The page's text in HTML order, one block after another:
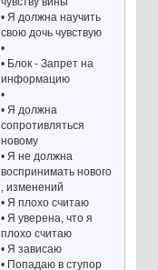
• Я должна научить
свою дочь чувствую
•
• Блок - Запрет на
информацию
•
• Я должна
сопротивляться
новому
• Я не должна
воспринимать нового
, изменений
• Я плохо считаю
• Я уверена, что я
плохо считаю
• Я зависаю
• Попадаю в ступор